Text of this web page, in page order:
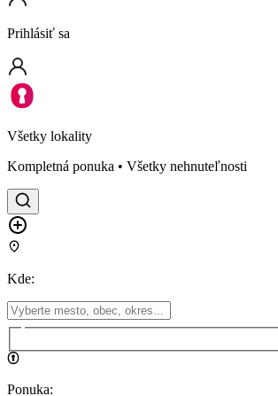
Prihlásiť sa
Všetky lokality
Kompletná ponuka • Všetky nehnuteľnosti
Kde:
Ponuka: